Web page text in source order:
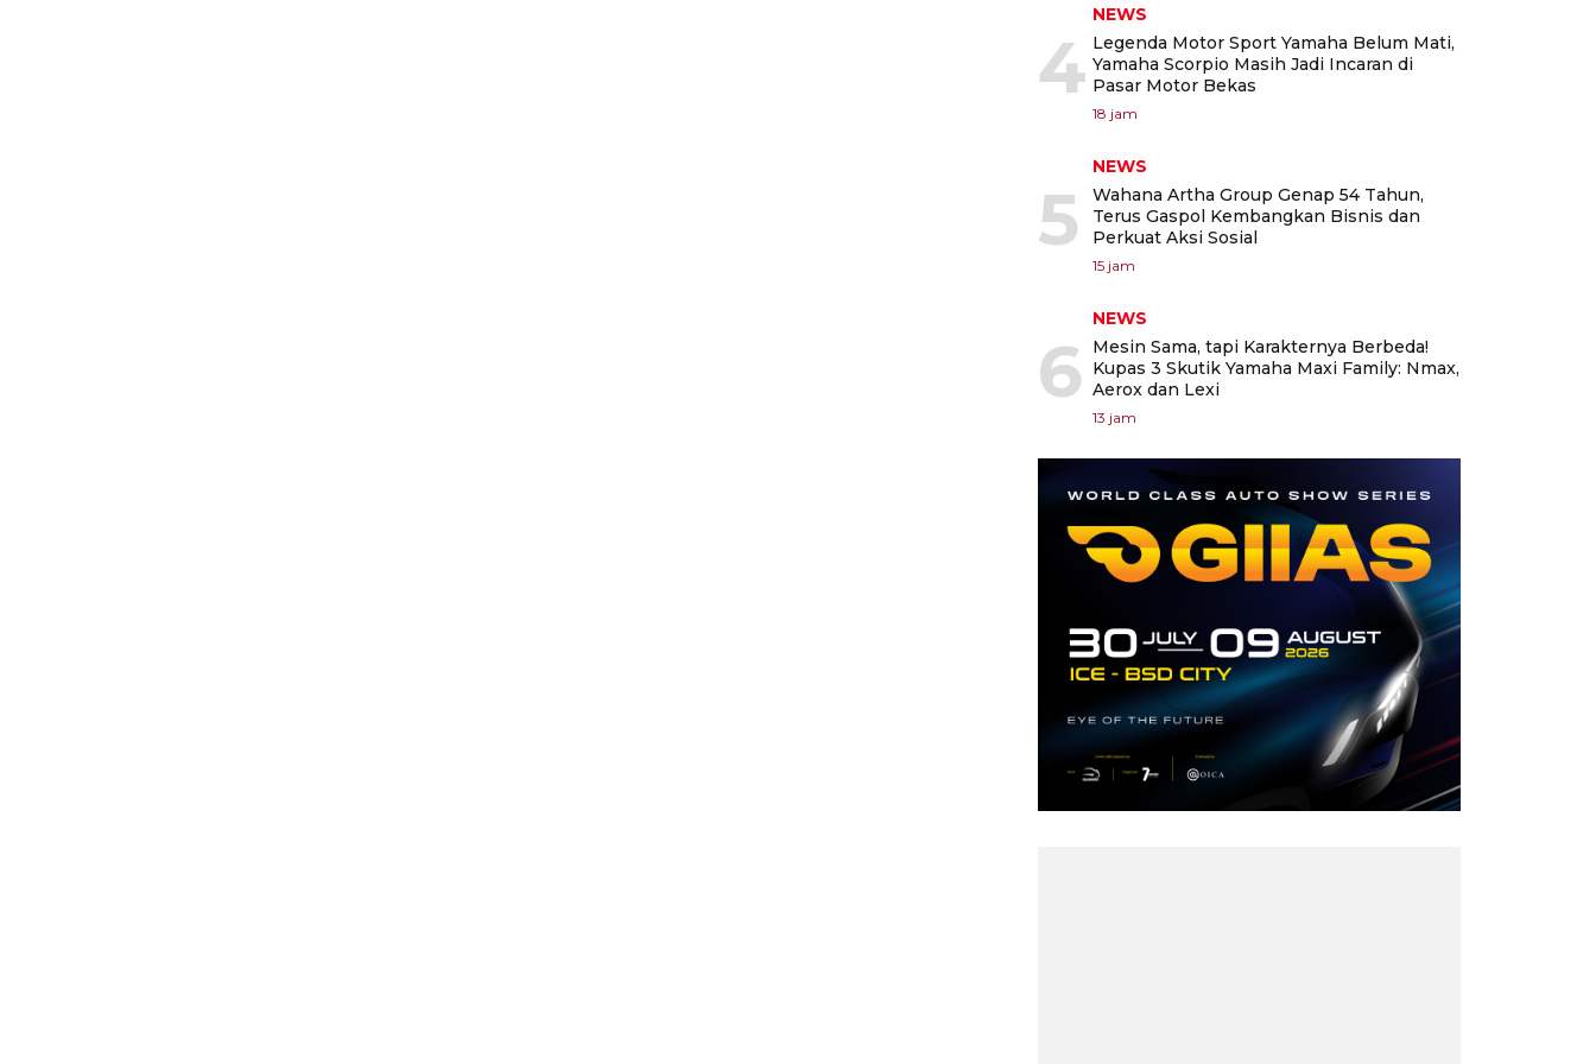
4
NEWS
Legenda Motor Sport Yamaha Belum Mati,
Yamaha Scorpio Masih Jadi Incaran di
Pasar Motor Bekas
18 jam
5
NEWS
Wahana Artha Group Genap 54 Tahun,
Terus Gaspol Kembangkan Bisnis dan
Perkuat Aksi Sosial
15 jam
6
NEWS
Mesin Sama, tapi Karakternya Berbeda!
Kupas 3 Skutik Yamaha Maxi Family: Nmax,
Aerox dan Lexi
13 jam